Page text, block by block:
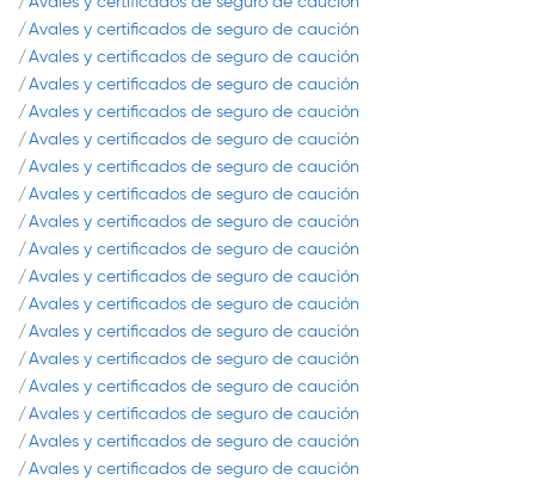
Avales y certificados de seguro de caución
Avales y certificados de seguro de caución
Avales y certificados de seguro de caución
Avales y certificados de seguro de caución
Avales y certificados de seguro de caución
Avales y certificados de seguro de caución
Avales y certificados de seguro de caución
Avales y certificados de seguro de caución
Avales y certificados de seguro de caución
Avales y certificados de seguro de caución
Avales y certificados de seguro de caución
Avales y certificados de seguro de caución
Avales y certificados de seguro de caución
Avales y certificados de seguro de caución
Avales y certificados de seguro de caución
Avales y certificados de seguro de caución
Avales y certificados de seguro de caución